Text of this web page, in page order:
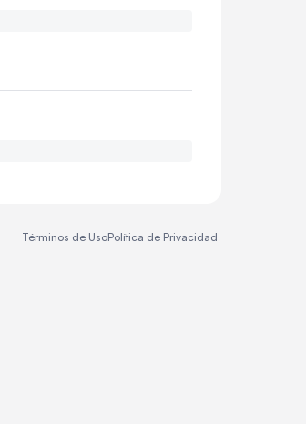
Términos de UsoPolítica de Privacidad